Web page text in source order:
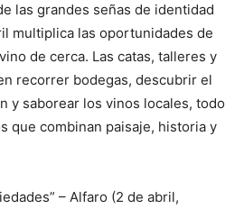
las grandes señas de identidad
multiplica las oportunidades de
de cerca. Las catas, talleres y
recorrer bodegas, descubrir el
y saborear los vinos locales, todo
que combinan paisaje, historia y
– Alfaro (2 de abril,